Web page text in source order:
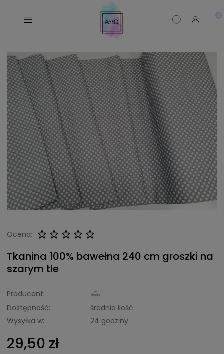
Ocena:
Tkanina 100% bawełna 240 cm groszki na
szarym tle
Producent:
Dostępność:
średnia ilość
Wysyłka w:
24 godziny
29,50 zł